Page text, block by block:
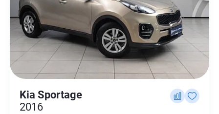
Kia Sportage
2016